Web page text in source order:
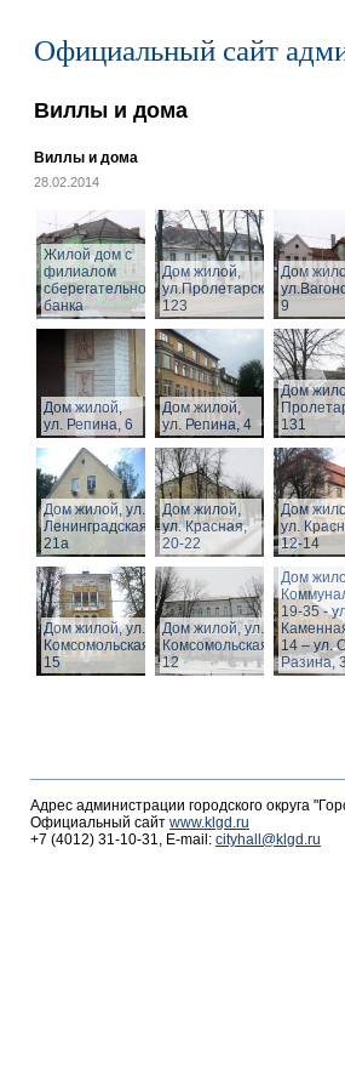
Официальный сайт
Виллы и дома
Виллы и дома
28.02.2014
Жилой дом с
филиалом
сберегательного
банка
Дом жилой,
ул.Пролетарская,
123
Дом
9
Дом жилой,
ул. Репина, 6
Дом жилой,
ул. Репина, 4
Дом
131
Дом жилой, ул.
Ленинградская,
21а
Дом жилой,
ул. Красная,
20-22
Дом
ул.
12-14
Дом жилой, ул.
Комсомольская,
15
Дом жилой, ул.
Комсомольская,
12
Дом
19-35 -
14 – ул.
Разина,
Адрес администрации городского округа
Официальный сайт www.klgd.ru
+7 (4012) 31-10-31, E-mail: cityhall@klgd.ru